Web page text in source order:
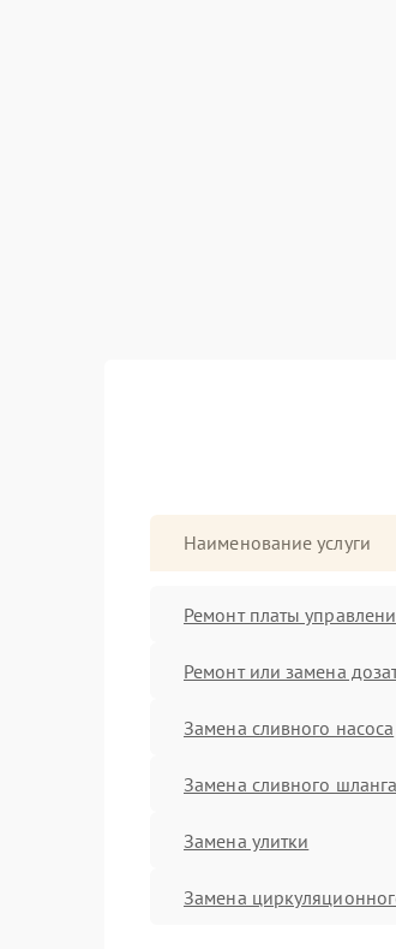
Наименование услуги
Ремонт платы
Ремонт или замена
Замена сливного насоса
Замена сливного шланга
Замена улитки
Замена